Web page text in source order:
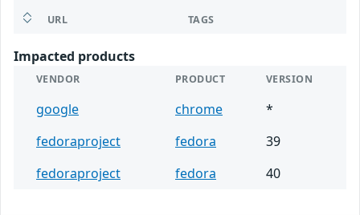
URL TAGS
Impacted products
VENDOR PRODUCT VERSION
google chrome
*
fedoraproject
fedora
39
fedoraproject
fedora 40